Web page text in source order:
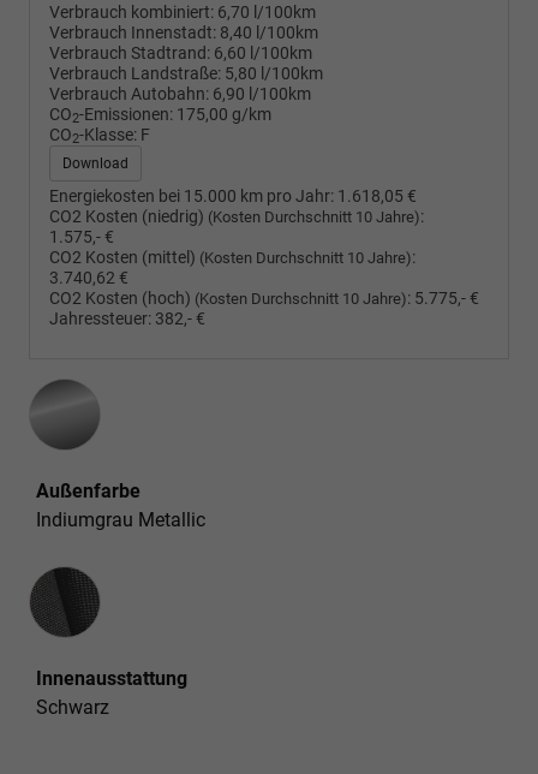
Verbrauch kombiniert: 6,70 l/100km
Verbrauch Innenstadt: 8,40 l/100km
Verbrauch Stadtrand: 6,60 l/100km
Verbrauch Landstraße: 5,80 l/100km
Verbrauch Autobahn: 6,90 l/100km
CO2-Emissionen: 175,00 g/km
CO2-Klasse: F
Download
Energiekosten bei 15.000 km pro Jahr: 1.618,05 €
CO2 Kosten (niedrig) (Kosten Durchschnitt 10 Jahre):
1.575,- €
CO2 Kosten (mittel) (Kosten Durchschnitt 10 Jahre):
3.740,62 €
CO2 Kosten (hoch) (Kosten Durchschnitt 10 Jahre): 5.775,- €
Jahressteuer: 382,- €
Außenfarbe
Indiumgrau Metallic
Innenausstattung
Innenausstattung
Schwarz